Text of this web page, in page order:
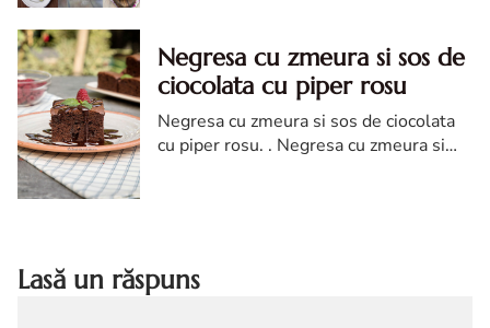
Negresa cu zmeura si sos de
ciocolata cu piper rosu
Negresa cu zmeura si sos de ciocolata
cu piper rosu. . Negresa cu zmeura si
Lasă un răspuns